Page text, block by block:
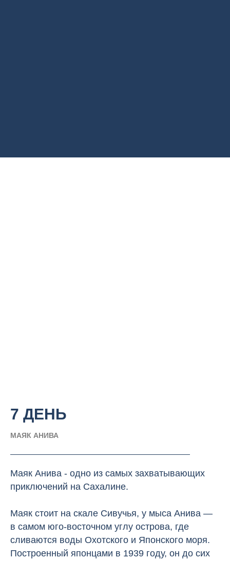
7 ДЕНЬ
МАЯК АНИВА
Маяк Анива - одно из самых захватывающих
приключений на Сахалине.
Маяк стоит на скале Сивучья, у мыса Анива —
в самом юго-восточном углу острова, где
сливаются воды Охотского и Японского моря.
Построенный японцами в 1939 году, он до сих